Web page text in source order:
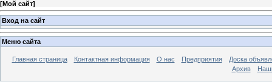
[Мой сайт]
Вход на сайт
Меню сайта
Главная страница Контактная информация О нас Предприятия
Доска
Архив